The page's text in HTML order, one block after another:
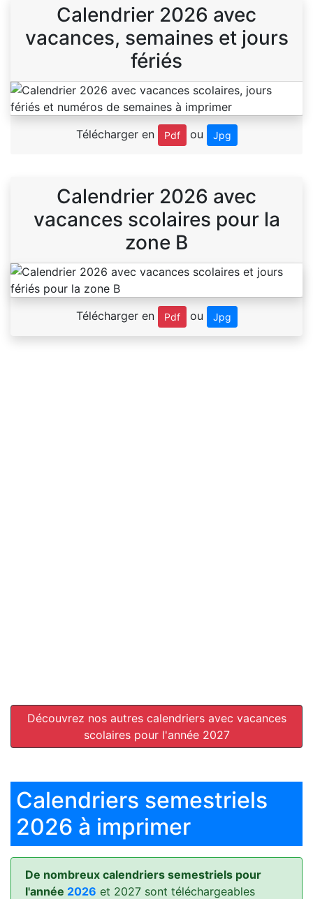
Calendrier 2026 avec
vacances, semaines et jours
fériés
Télécharger en Pdf ou Jpg
Calendrier 2026 avec
vacances scolaires pour la
zone B
Télécharger en Pdf ou Jpg
Découvrez nos autres calendriers avec vacances
scolaires pour l'année 2027
Calendriers semestriels
2026 à imprimer
De nombreux calendriers semestriels pour
l'année 2026 et 2027 sont téléchargeables